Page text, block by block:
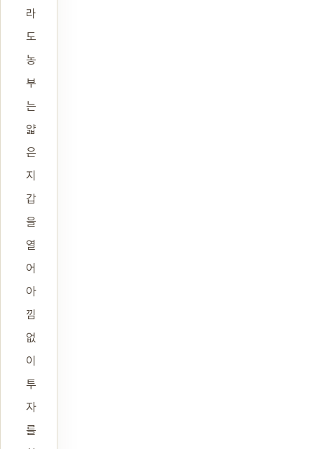
라
도
농
부
는
얇
은
지
갑
을
열
어
아
낌
없
이
투
자
를